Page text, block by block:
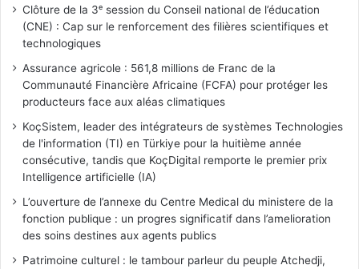
Clôture de la 3ᵉ session du Conseil national de l’éducation
(CNE) : Cap sur le renforcement des filières scientifiques et
technologiques
Assurance agricole : 561,8 millions de Franc de la
Communauté Financière Africaine (FCFA) pour protéger les
producteurs face aux aléas climatiques
KoçSistem, leader des intégrateurs de systèmes Technologies
de l'information (TI) en Türkiye pour la huitième année
consécutive, tandis que KoçDigital remporte le premier prix
Intelligence artificielle (IA)
L’ouverture de l’annexe du Centre Medical du ministere de la
fonction publique : un progres significatif dans l’amelioration
des soins destines aux agents publics
Patrimoine culturel : le tambour parleur du peuple Atchedji,